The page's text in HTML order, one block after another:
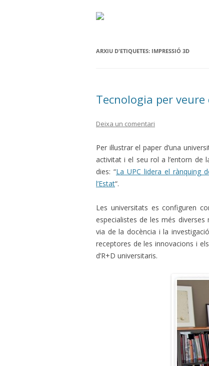
ARXIU D'ETIQUETES: IMPRESSIÓ 3D
Tecnologia per
Deixa un comentari
Per il·lustrar el paper d’una
activitat i el seu rol a l’entorn de
dies: “La UPC lidera el rànquing
l’Estat“.
Les universitats es configuren
especialistes de les més
via de la docència i la
receptores de les innovacions i
d’R+D universitaris.